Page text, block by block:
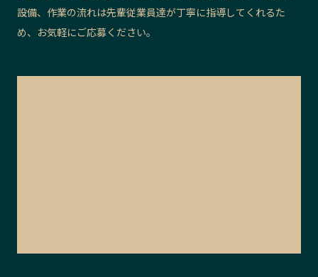
設備、作業の流れは先輩従業員達が丁寧に指導してくれるた
め、お気軽にご応募ください。